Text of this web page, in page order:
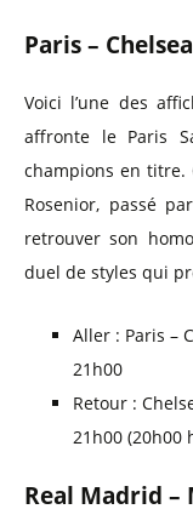
Paris – Chelsea
Voici l’une des
affronte le Paris
champions en titre.
Rosenior, passé
retrouver son
duel de styles qui
Aller : Paris –
21h00
Retour :
21h00 (20h00
Real Madrid –